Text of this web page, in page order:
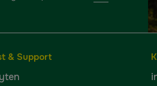
& Support